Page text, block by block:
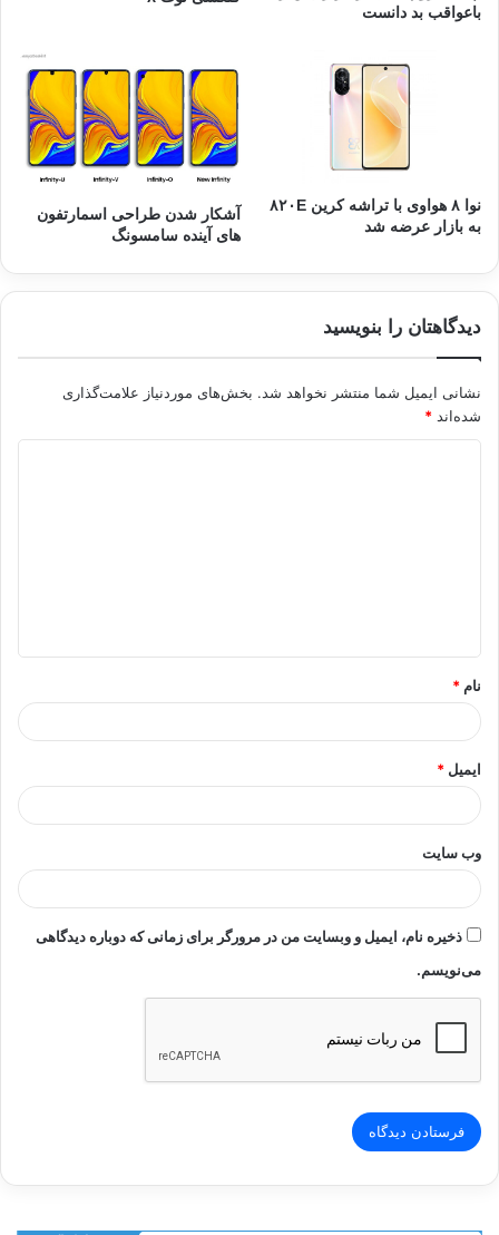
باعواقب بد دانست
نوا ۸ هواوی با تراشه‌ کرین ۸۲۰E
به بازار عرضه شد
آشکار شدن طراحی اسمارتفون
های آینده سامسونگ
دیدگاهتان را بنویسید
نشانی ایمیل شما منتشر نخواهد شد. بخش‌های موردنیاز علامت‌گذاری
شده‌اند *
*
نام *
ایمیل *
وب‌ سایت
ذخیره نام، ایمیل و وبسایت من در مرورگر برای زمانی که دوباره دیدگاهی
می‌نویسم.